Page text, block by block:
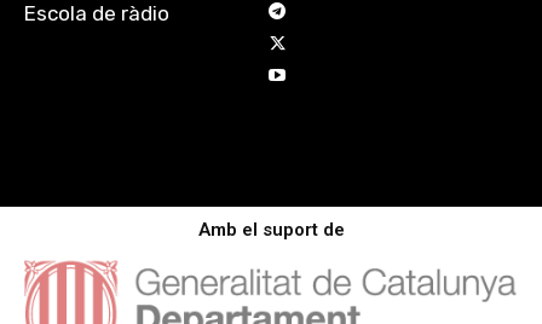
Escola de ràdio
Amb el suport de